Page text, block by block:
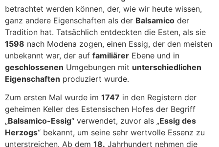
betrachtet werden können, der, wie wir heute wissen,
ganz andere Eigenschaften als der Balsamico der
Tradition hat. Tatsächlich entdeckten die Esten, als sie
1598 nach Modena zogen, einen Essig, der den meisten
unbekannt war, der auf familiärer Ebene und in
geschlossenen Umgebungen mit unterschiedlichen
Eigenschaften produziert wurde.
Zum ersten Mal wurde im 1747 in den Registern der
geheimen Keller des Estensischen Hofes der Begriff
„Balsamico-Essig“ verwendet, zuvor als „Essig des
Herzogs“ bekannt, um seine sehr wertvolle Essenz zu
unterstreichen. Ab dem 18. Jahrhundert nehmen die